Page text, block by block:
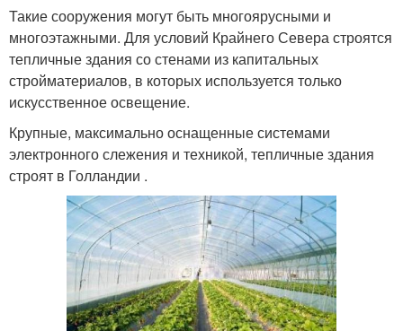
Такие сооружения могут быть многоярусными и
многоэтажными. Для условий Крайнего Севера строятся
тепличные здания со стенами из капитальных
стройматериалов, в которых используется только
искусственное освещение.
Крупные, максимально оснащенные системами
электронного слежения и техникой, тепличные здания
строят в Голландии .